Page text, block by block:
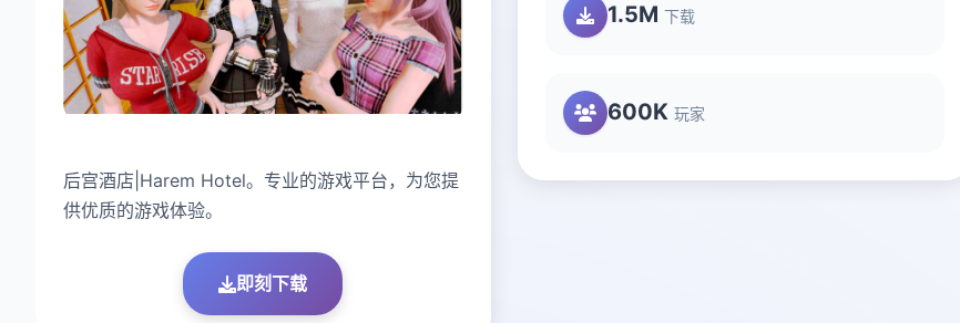
后宫酒店|Harem Hotel。专业的游戏平台，为您提
供优质的游戏体验。
即刻下载
1.5M 下载
600K 玩家